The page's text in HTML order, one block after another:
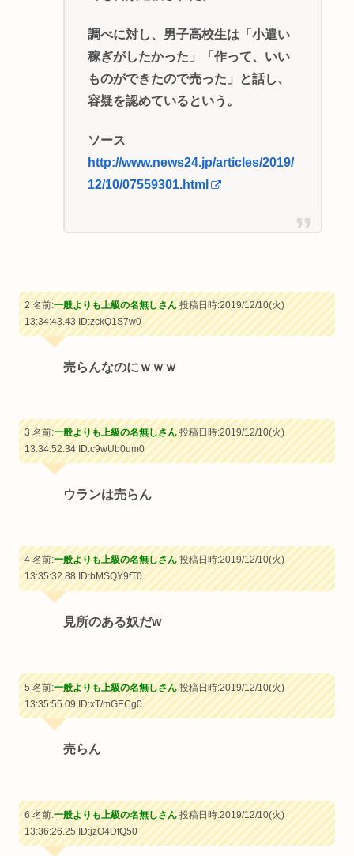
調べに対し、男子高校生は「小遣い
稼ぎがしたかった」「作って、いい
ものができたので売った」と話し、
容疑を認めているという。
ソース
http://www.news24.jp/articles/2019/
12/10/07559301.html
2 名前:一般よりも上級の名無しさん投稿日時:2019/12/10(火)
13:34:43.43ID:zckQ1S7w0
売らんなのにｗｗｗ
3 名前:一般よりも上級の名無しさん投稿日時:2019/12/10(火)
13:34:52.34ID:c9wUb0um0
ウランは売らん
4 名前:一般よりも上級の名無しさん投稿日時:2019/12/10(火)
13:35:32.88ID:bMSQY9fT0
見所のある奴だw
5 名前:一般よりも上級の名無しさん投稿日時:2019/12/10(火)
13:35:55.09ID:xT/mGECg0
売らん
6 名前:一般よりも上級の名無しさん投稿日時:2019/12/10(火)
13:36:26.25ID:jzO4DfQ50